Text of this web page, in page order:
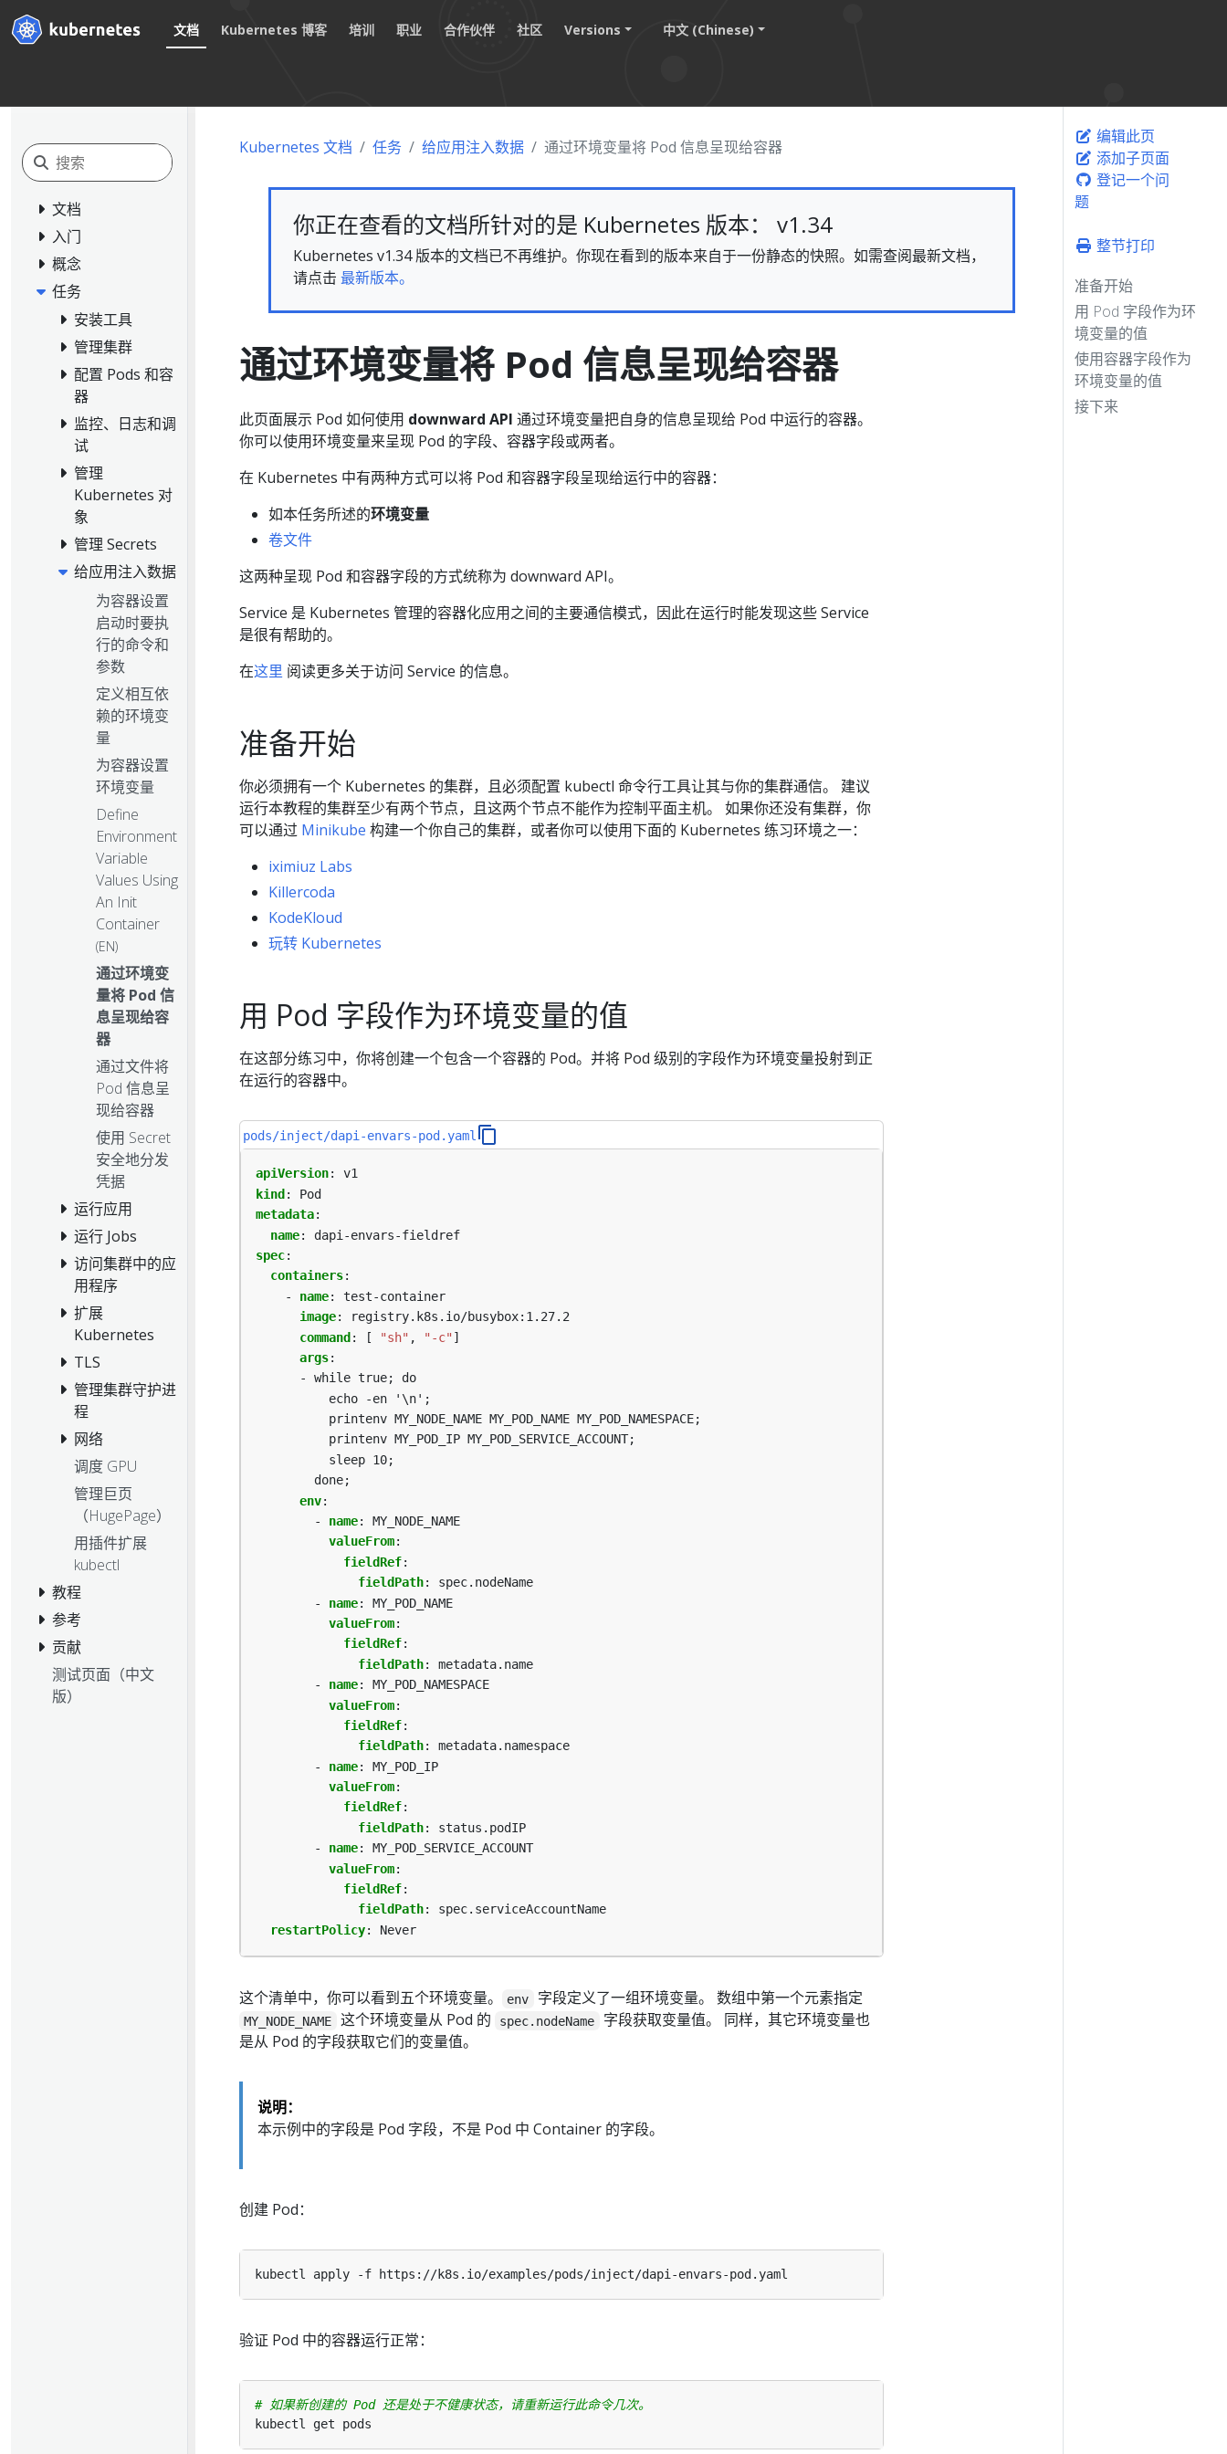
文档 Kubernetes 博客 培训 职业 合作伙伴 社区 Versions 中文 (Chinese)
文档
入门
概念
任务
安装工具
管理集群
配置 Pods 和容
器
监控、日志和调
试
管理
Kubernetes 对
象
管理 Secrets
给应用注入数据
为容器设置
启动时要执
行的命令和
参数
定义相互依
赖的环境变
量
为容器设置
环境变量
Define
Environment
Variable
Values Using
An Init
Container
(EN)
通过环境变
量将 Pod 信
息呈现给容
器
通过文件将
Pod 信息呈
现给容器
使用 Secret
安全地分发
凭据
运行应用
运行 Jobs
访问集群中的应
用程序
扩展
Kubernetes
TLS
管理集群守护进
程
网络
调度 GPU
管理巨页
（HugePage）
用插件扩展
kubectl
教程
参考
贡献
测试页面（中文
版）
Kubernetes 文档 任务 给应用注入数据 通过环境变量将 Pod 信息呈现给容器
你正在查看的文档所针对的是 Kubernetes 版本： v1.34
Kubernetes v1.34 版本的文档已不再维护。你现在看到的版本来自于一份静态的快照。如需查阅最新文档，
请点击 最新版本。
通过环境变量将 Pod 信息呈现给容器
此页面展示 Pod 如何使用 downward API 通过环境变量把自身的信息呈现给 Pod 中运行的容器。
你可以使用环境变量来呈现 Pod 的字段、容器字段或两者。
在 Kubernetes 中有两种方式可以将 Pod 和容器字段呈现给运行中的容器：
如本任务所述的环境变量
卷文件
这两种呈现 Pod 和容器字段的方式统称为 downward API。
Service 是 Kubernetes 管理的容器化应用之间的主要通信模式，因此在运行时能发现这些 Service
是很有帮助的。
在这里 阅读更多关于访问 Service 的信息。
准备开始
你必须拥有一个 Kubernetes 的集群，且必须配置 kubectl 命令行工具让其与你的集群通信。 建议
运行本教程的集群至少有两个节点，且这两个节点不能作为控制平面主机。 如果你还没有集群，你
可以通过 Minikube 构建一个你自己的集群，或者你可以使用下面的 Kubernetes 练习环境之一：
iximiuz Labs
Killercoda
KodeKloud
玩转 Kubernetes
用 Pod 字段作为环境变量的值
在这部分练习中，你将创建一个包含一个容器的 Pod。并将 Pod 级别的字段作为环境变量投射到正
在运行的容器中。
pods/inject/dapi-envars-pod.yaml
apiVersion:
v1
kind :
Pod
metadata:
name:
dapi-envars-fieldref
spec:
containers:
- name:
test-container
image:
registry.k8s.io/busybox:1.27.2
command: [ "sh" , "-c" ]
args:
- while true; do
echo -en '\n';
printenv MY_NODE_NAME MY_POD_NAME MY_POD_NAMESPACE;
printenv MY_POD_IP MY_POD_SERVICE_ACCOUNT;
sleep 10;
done;
env:
- name:
MY_NODE_NAME
valueFrom:
fieldRef:
fieldPath:
spec.nodeName
- name:
MY_POD_NAME
valueFrom:
fieldRef:
fieldPath:
metadata.name
- name:
MY_POD_NAMESPACE
valueFrom:
fieldRef:
fieldPath:
metadata.namespace
- name:
MY_POD_IP
valueFrom:
fieldRef:
fieldPath:
status.podIP
- name:
MY_POD_SERVICE_ACCOUNT
valueFrom:
fieldRef:
fieldPath:
spec.serviceAccountName
restartPolicy: Never
这个清单中，你可以看到五个环境变量。 env 字段定义了一组环境变量。 数组中第一个元素指定
MY_NODE_NAME 这个环境变量从 Pod 的 spec.nodeName
字段获取变量值。 同样，其它环境变量也
是从 Pod 的字段获取它们的变量值。
说明：
本示例中的字段是 Pod 字段，不是 Pod 中 Container 的字段。
创建 Pod：
验证 Pod 中的容器运行正常：
# 如果新创建的 Pod 还是处于不健康状态，请重新运行此命令几次。
编辑此页
添加子页面
登记一个问
题
整节打印
准备开始
用 Pod 字段作为环
境变量的值
使用容器字段作为
环境变量的值
接下来